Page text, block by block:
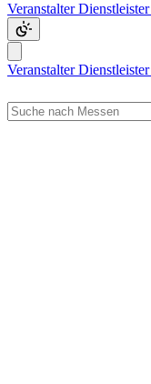
VeranstalterDienstleister
VeranstalterDienstleister